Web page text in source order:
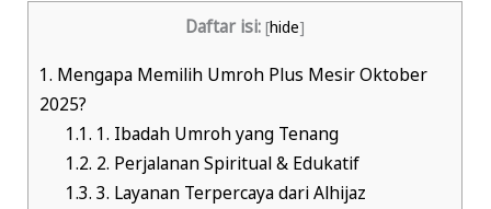
Daftar isi: [hide]
1. Mengapa Memilih Umroh Plus Mesir Oktober
2025?
1.1. 1. Ibadah Umroh yang Tenang
1.2. 2. Perjalanan Spiritual & Edukatif
1.3. 3. Layanan Terpercaya dari Alhijaz